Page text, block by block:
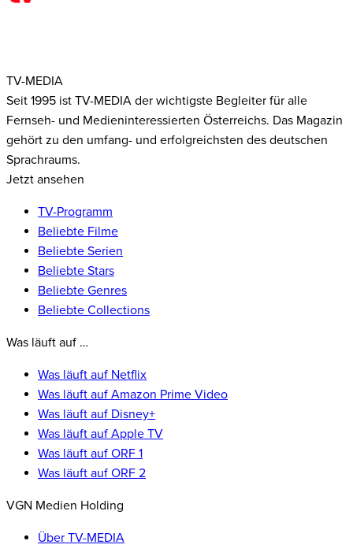
TV-MEDIA
Seit 1995 ist TV-MEDIA der wichtigste Begleiter für alle
Fernseh- und Medieninteressierten Österreichs. Das Magazin
gehört zu den umfang- und erfolgreichsten des deutschen
Sprachraums.
Jetzt ansehen
TV-Programm
Beliebte Filme
Beliebte Serien
Beliebte Stars
Beliebte Genres
Beliebte Collections
Was läuft auf …
Was läuft auf Netflix
Was läuft auf Amazon Prime Video
Was läuft auf Disney+
Was läuft auf Apple TV
Was läuft auf ORF 1
Was läuft auf ORF 2
VGN Medien Holding
Über TV-MEDIA